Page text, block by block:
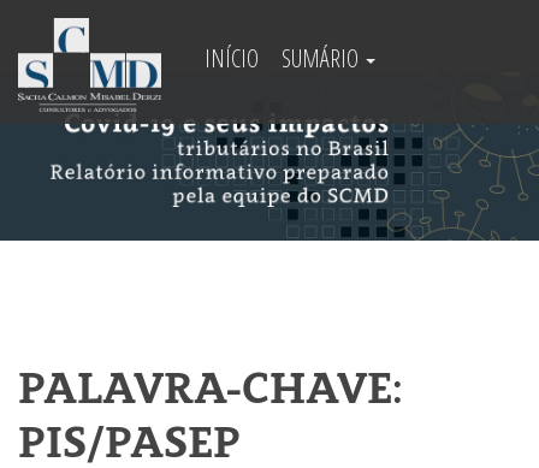
INÍCIO SUMÁRIO
PALAVRA-CHAVE:
PIS/PASEP